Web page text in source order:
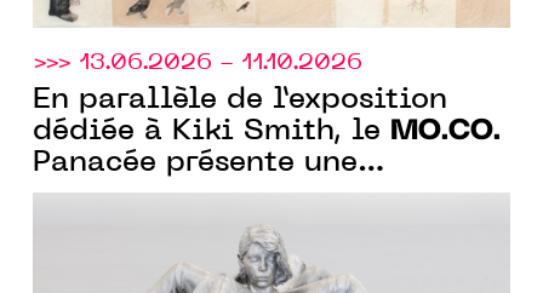
>>> 13.06.2026 - 11.10.2026
En parallèle de l’exposition
dédiée à Kiki Smith, le MO.CO.
Panacée présente une
exposition collection « A fleur
de peau » sur la monstruosité